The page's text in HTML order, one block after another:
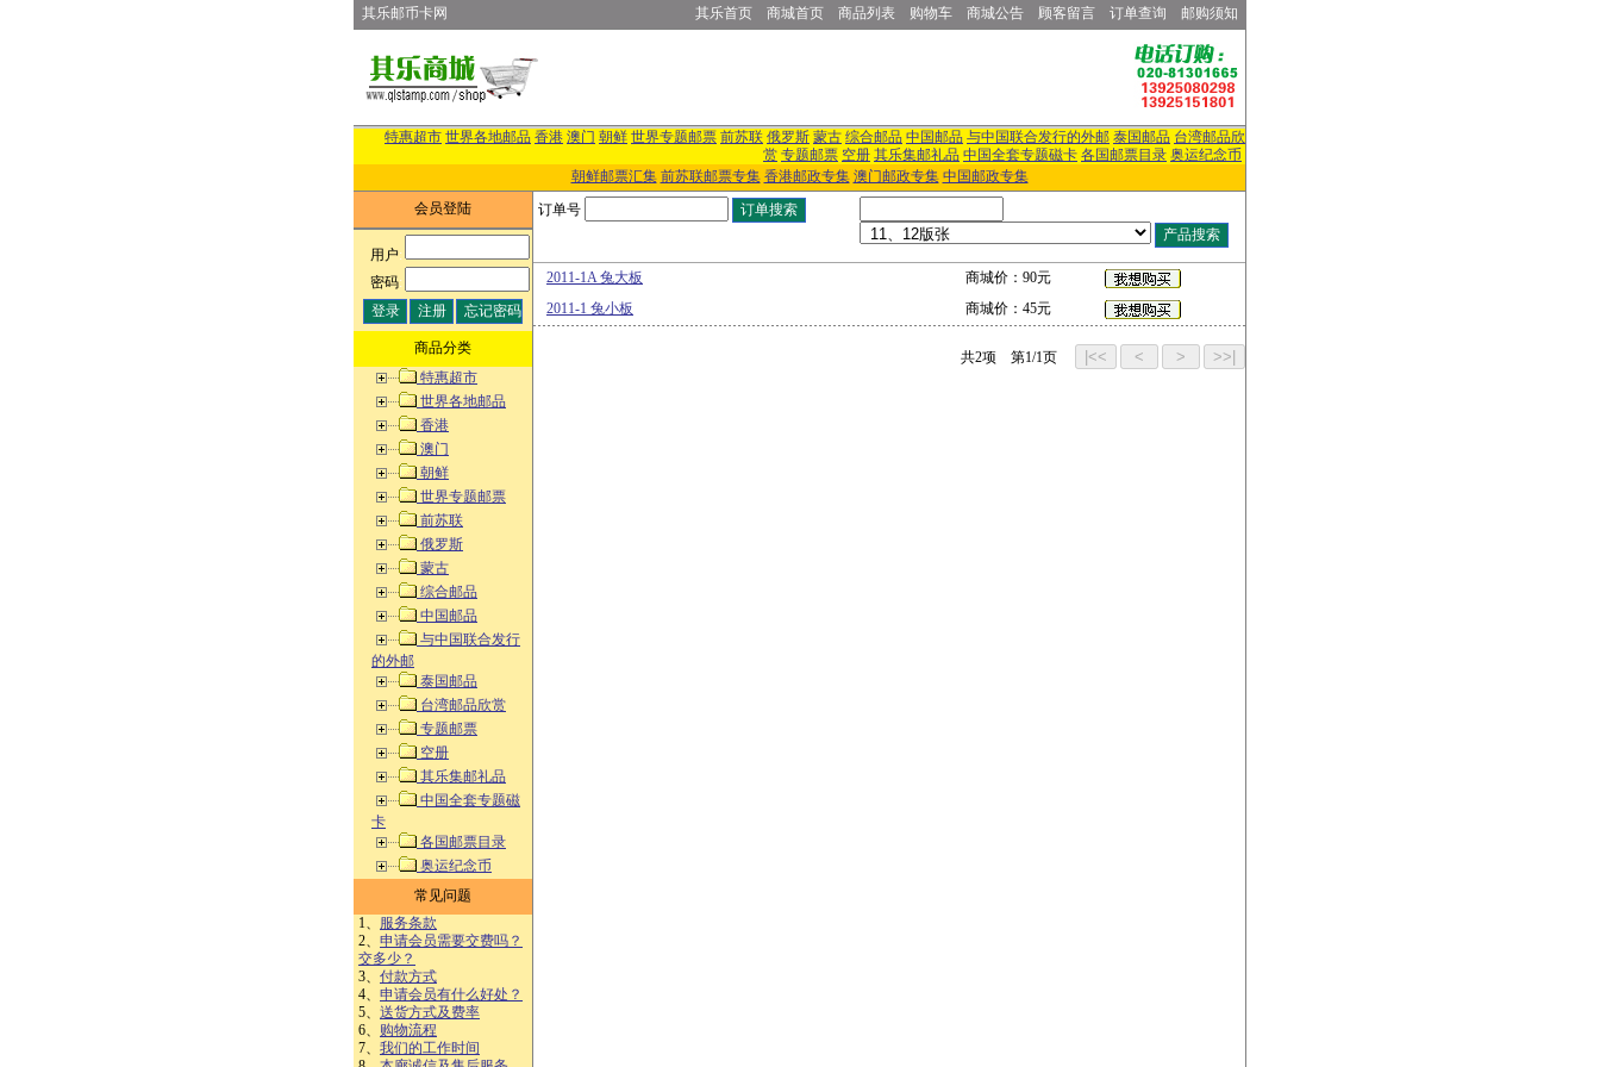
其乐邮币卡网 其乐首页 商城首页 商品列表 购物车 商城公告 顾客留言 订单查询 邮购须知
特惠超市 世界各地邮品 香港 澳门 朝鲜 世界专题邮票 前苏联 俄罗斯 蒙古 综合邮品 中国邮品 与中国联合发行的外邮 泰国邮品 台湾邮品欣
赏 专题邮票 空册 其乐集邮礼品 中国全套专题磁卡 各国邮票目录 奥运纪念币
朝鲜邮票汇集 前苏联邮票专集 香港邮政专集 澳门邮政专集 中国邮政专集
会员登陆
用户:
密码:
商品分类
特惠超市
世界各地邮品
香港
澳门
朝鲜
世界专题邮票
前苏联
俄罗斯
蒙古
综合邮品
中国邮品
与中国联合发行
的外邮
泰国邮品
台湾邮品欣赏
专题邮票
空册
其乐集邮礼品
中国全套专题磁
卡
各国邮票目录
奥运纪念币
常见问题
1、 服务条款
2、 申请会员需要交费吗？
交多少？
3、 付款方式
4、 申请会员有什么好处？
5、 送货方式及费率
6、 购物流程
7、 我们的工作时间
订单号
2011-1A 兔大板
商城价：90元
2011-1 兔小板
商城价：45元
共2项 第1/1页